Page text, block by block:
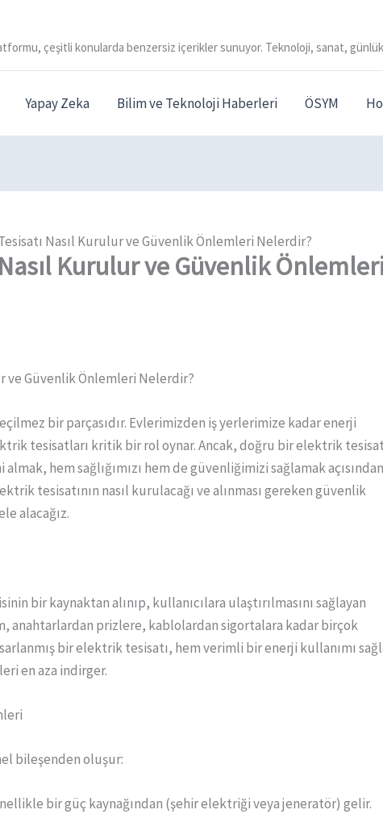
çeşitli konularda benzersiz içerikler sunuyor. Teknoloji, sanat, günlük
Yapay Zeka Bilim ve Teknoloji Haberleri ÖSYM
Nasıl Kurulur ve Güvenlik Önlemleri Nelerdir?
Kurulur ve Güvenlik
ve Güvenlik Önlemleri Nelerdir?
bir parçasıdır. Evlerimizden iş yerlerimize kadar enerji
tesisatları kritik bir rol oynar. Ancak, doğru bir elektrik
hem sağlığımızı hem de güvenliğimizi sağlamak
tesisatının nasıl kurulacağı ve alınması gereken güvenlik
alacağız.
bir kaynaktan alınıp, kullanıcılara ulaştırılmasını sağlayan
anahtarlardan prizlere, kablolardan sigortalara kadar birçok
bir elektrik tesisatı, hem verimli bir enerji kullanımı
en aza indirger.
bileşenden oluşur:
bir güç kaynağından (şehir elektriği veya jeneratör) gelir.